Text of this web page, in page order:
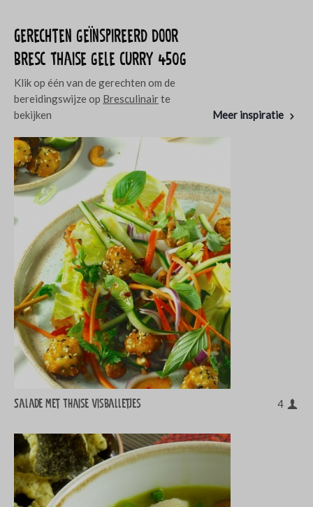
Gerechten geïnspireerd door
Bresc Thaise gele curry 450g
Klik op één van de gerechten om de
bereidingswijze op Bresculinairte
bekijken
Meer inspiratie
Salade met Thaise visballetjes 4